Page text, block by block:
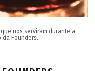
nos serviram durante a
da Founders.